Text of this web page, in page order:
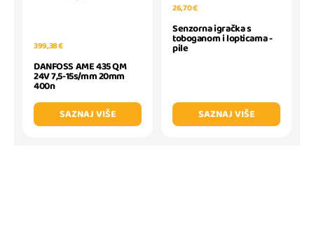
399,38 €
DANFOSS AME 435 QM
24V 7,5-15s/mm 20mm
400n
SAZNAJ VIŠE
26,70 €
Senzorna igračka s
toboganom i lopticama -
pile
SAZNAJ VIŠE